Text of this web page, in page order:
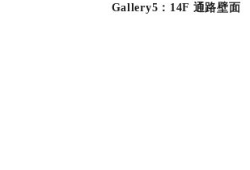
Gallery5：14F 通路壁面